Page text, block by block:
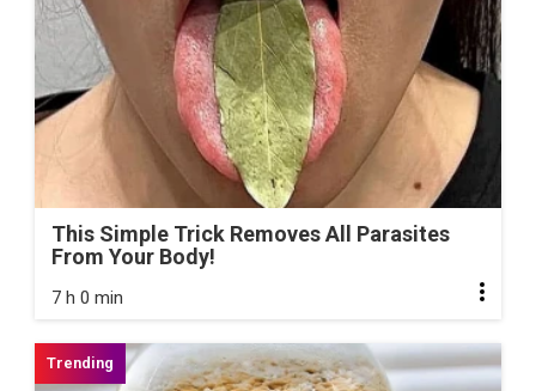
This Simple Trick Removes All Parasites
From Your Body!
7 h 0 min